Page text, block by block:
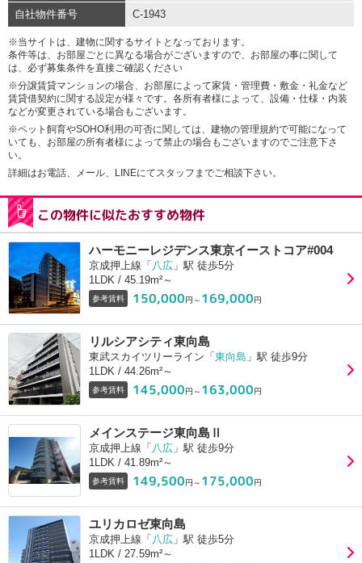
自社物件番号 C-1943
※当サイトは、建物に関するサイトとなっております。
条件等は、お部屋ごとに異なる場合がございますので、お部屋の事に関して
は、必ず募集条件を直接ご確認ください
※分譲賃貸マンションの場合、お部屋によって家賃・管理費・敷金・礼金など
賃貸借契約に関する設定が様々です。各所有者様によって、設備・仕様・内装
などが変更されている場合もございます。
※ペット飼育やSOHO利用の可否に関しては、建物の管理規約で可能になって
いても、お部屋の所有者様によって禁止の場合もございますのでご注意下さ
い。
詳細はお電話、メール、LINEにてスタッフまでご相談下さい。
この物件に似たおすすめ物件
ハーモニーレジデンス東京イーストコア#004
京成押上線「 八広 」駅 徒歩5分
1LDK / 45.19m²～
参考賃料 150,000円～ 169,000円
リルシアシティ東向島
東武スカイツリーライン「 東向島 」駅 徒歩9分
1LDK / 44.26m²～
参考賃料 145,000円～ 163,000円
メインステージ東向島Ⅱ
京成押上線「 八広 」駅 徒歩9分
1LDK / 41.89m²～
参考賃料 149,500円～ 175,000円
ユリカロゼ東向島
京成押上線「 八広 」駅 徒歩5分
1LDK / 27.59m²～